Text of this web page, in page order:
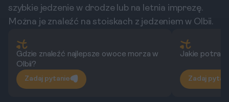
szybkie jedzenie w drodze lub na letnia imprezę.
Można je znaleźć na stoiskach z jedzeniem w Olbii.
Gdzie znaleźć najlepsze owoce morza w
Olbii?
Zadaj pytanie
Jakie
Zadaj